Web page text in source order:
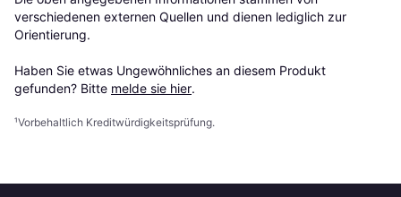
verschiedenen externen Quellen und dienen lediglich zur
Orientierung.
Haben Sie etwas Ungewöhnliches an diesem Produkt
gefunden? Bitte melde sie hier.
¹Vorbehaltlich Kreditwürdigkeitsprüfung.